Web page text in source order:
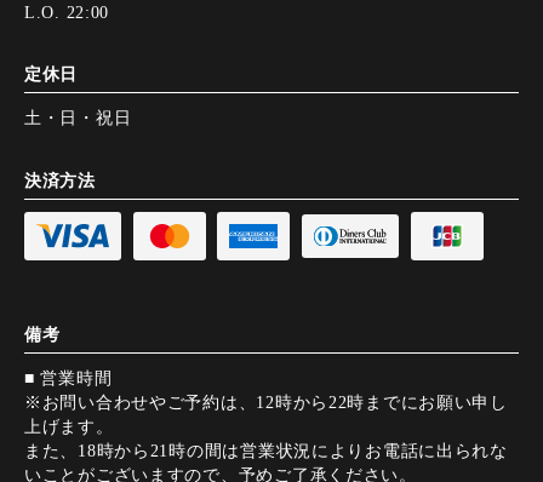
L.O. 22:00
定休日
土・日・祝日
決済方法
備考
■ 営業時間
※お問い合わせやご予約は、12時から22時までにお願い申し
上げます。
また、18時から21時の間は営業状況によりお電話に出られな
いことがございますので、予めご了承ください。